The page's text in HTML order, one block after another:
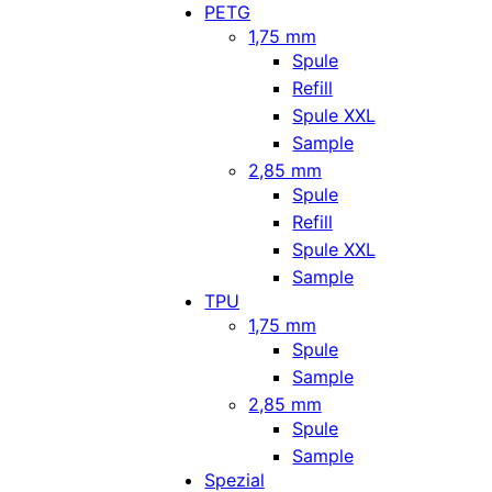
PETG
1,75 mm
Spule
Refill
Spule XXL
Sample
2,85 mm
Spule
Refill
Spule XXL
Sample
TPU
1,75 mm
Spule
Sample
2,85 mm
Spule
Sample
Spezial